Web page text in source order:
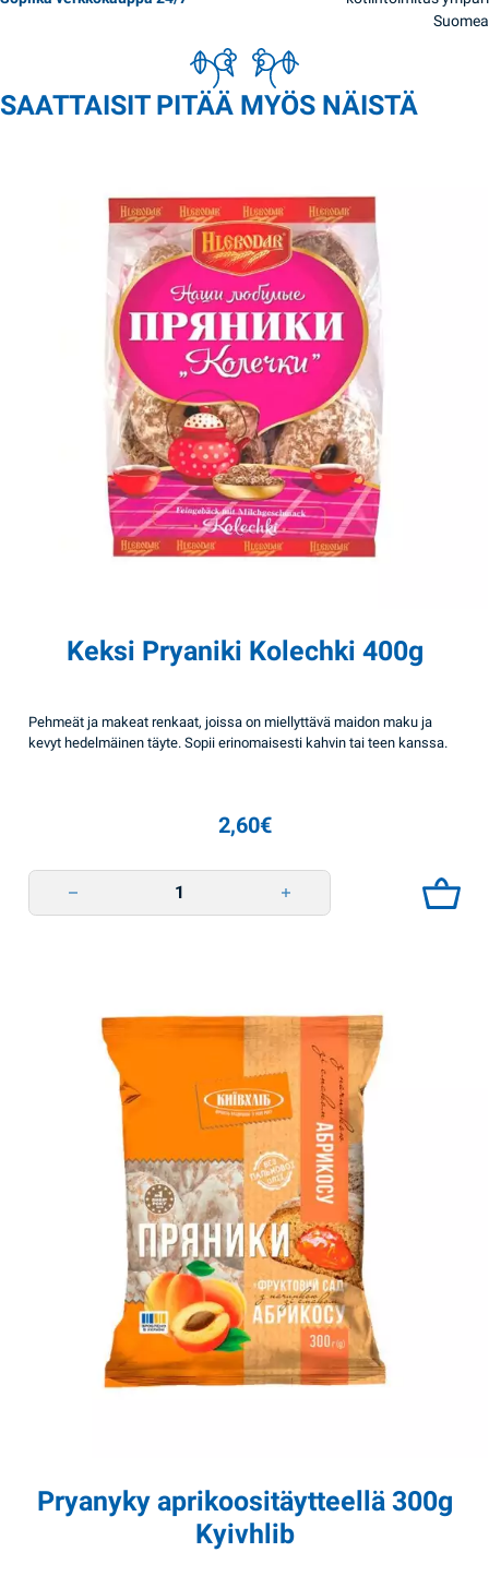
Suomea
SAATTAISIT PITÄÄ MYÖS NÄISTÄ
Keksi Pryaniki Kolechki 400g
Pehmeät ja makeat renkaat, joissa on miellyttävä maidon maku ja
kevyt hedelmäinen täyte. Sopii erinomaisesti kahvin tai teen kanssa.
2,60€
Pryanyky aprikoositäytteellä 300g
Kyivhlib